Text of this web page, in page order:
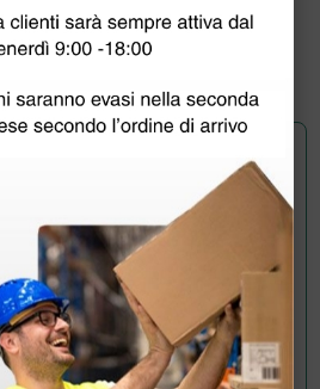
Vuoi ulteriori